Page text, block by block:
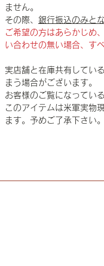
ません。
その際、 銀行振込のみと
ご希望の方はあらかじめ
い合わせの無い場合、す
実店舗と在庫共有してい
まう場合がございます。
お客様のご覧になってい
このアイテムは米軍実物
ます。予めご了承下さい。